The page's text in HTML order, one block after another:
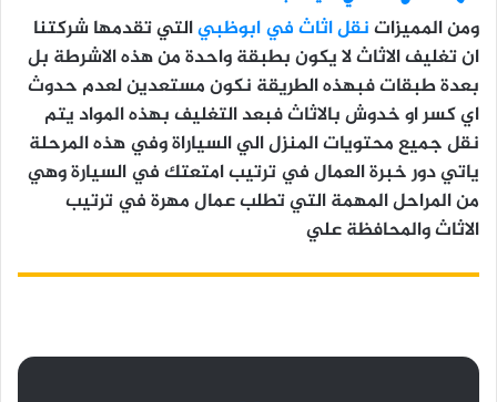
ومن المميزاتنقل اثاث في ابوظبيالتي تقدمها شركتنا
ان تغليف الاثاث لا يكون بطبقة واحدة من هذه الاشرطة بل
بعدة طبقات فبهذه الطريقة نكون مستعدين لعدم حدوث
اي كسر او خدوش بالاثاث فبعد التغليف بهذه المواد يتم
نقل جميع محتويات المنزل الي السياراة وفي هذه المرحلة
ياتي دور خبرة العمال في ترتيب امتعتك في السيارة وهي
من المراحل المهمة التي تطلب عمال مهرة في ترتيب
الاثاث والمحافظة علي